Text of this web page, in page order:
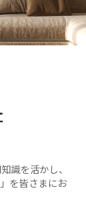
識を活かし、
を皆さまにお